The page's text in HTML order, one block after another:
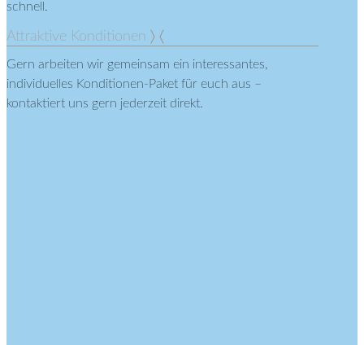
schnell.
Attraktive Konditionen
Gern arbeiten wir gemeinsam ein interessantes,
individuelles Konditionen-Paket für euch aus –
kontaktiert uns gern jederzeit direkt.